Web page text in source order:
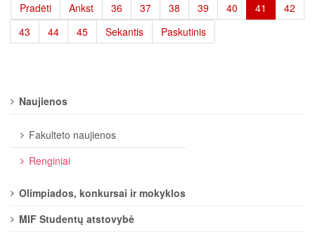
Pradėti Ankst 36 37 38 39 40 41
42
43
44 45 Sekantis Paskutinis
Naujienos
Fakulteto naujienos
Renginiai
Olimpiados, konkursai ir mokyklos
MIF Studentų atstovybė